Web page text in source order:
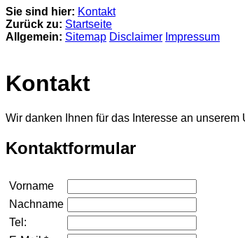
Sie sind hier: Kontakt
Zurück zu: Startseite
Allgemein: Sitemap Disclaimer Impressum
Kontakt
Wir danken Ihnen für das Interesse an
Kontaktformular
Vorname
Nachname
Tel: